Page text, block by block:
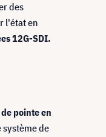
des
l'état en
12G-SDI.
pointe en
système de